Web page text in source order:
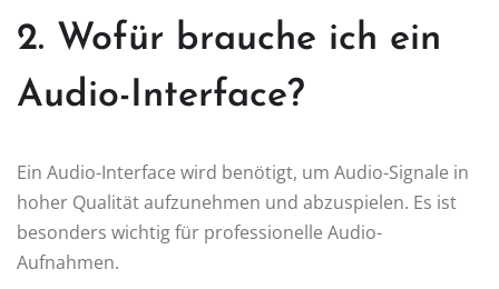
2. Wofür brauche ich ein
Audio-Interface?
Ein Audio-Interface wird benötigt, um Audio-Signale in
hoher Qualität aufzunehmen und abzuspielen. Es ist
besonders wichtig für professionelle Audio-
Aufnahmen.